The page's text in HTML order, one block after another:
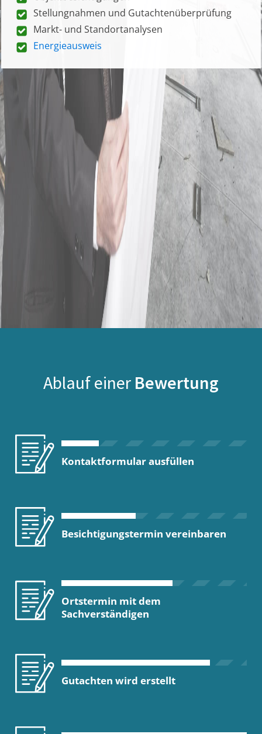
Stellungnahmen und Gutachtenüberprüfung
Markt- und Standortanalysen
Energieausweis
Ablauf einer Bewertung
Kontaktformular ausfüllen
Besichtigungstermin vereinbaren
Ortstermin mit dem
Sachverständigen
Gutachten wird erstellt